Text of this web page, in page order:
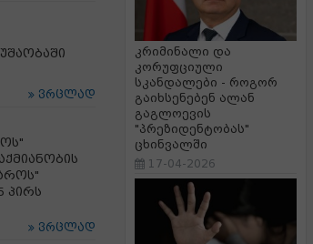
ვრცლად
პირს
ვრცლად
კრიმინალი და
კორუფციული
სკანდალები - როგორ
გაიხსენებენ ალან
გაგლოევის
"პრეზიდენტობას"
ცხინვალში
17-04-2026